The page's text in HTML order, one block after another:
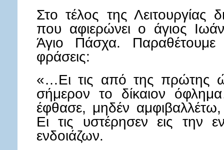
Στο τέλος της Λειτουργίας
που αφιερώνει ο άγιος
Άγιο Πάσχα. Παραθέτουμε
φράσεις:
«…Ει τις από της πρώτης
σήμερον το δίκαιον
έφθασε, μηδέν
Ει τις υστέρησεν εις την
ενδοιάζων.